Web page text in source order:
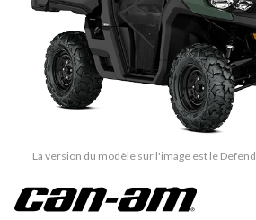
La version du modèle sur l'image est le